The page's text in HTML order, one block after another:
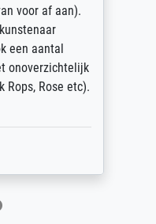
voor af aan).
een aantal
onoverzichtelijk
Rops, Rose etc).